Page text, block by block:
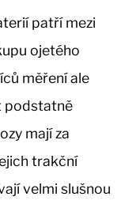
patří mezi
ojetého
měření ale
podstatně
mají za
trakční
velmi slušnou